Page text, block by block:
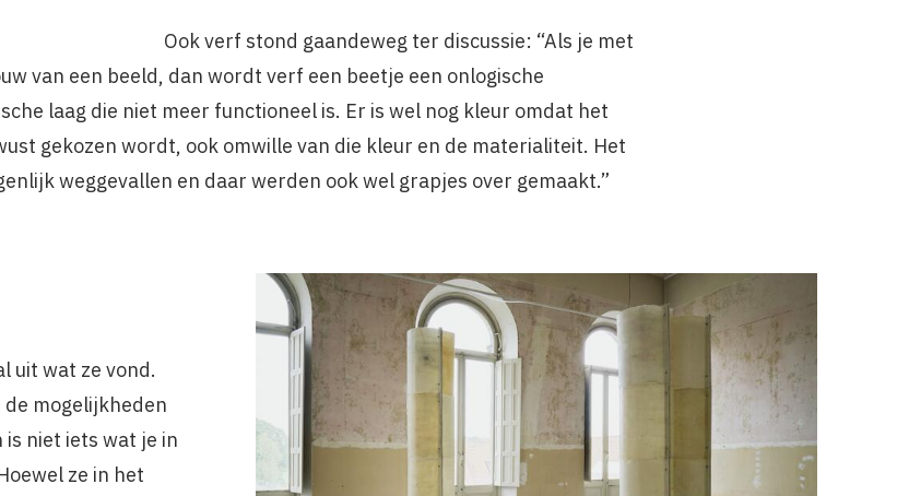
Ook verf stond gaandeweg ter discussie: “Als je met
van een beeld, dan wordt verf een beetje een onlogische
laag die niet meer functioneel is. Er is wel nog kleur omdat het
gekozen wordt, ook omwille van die kleur en de materialiteit. Het
weggevallen en daar werden ook wel grapjes over gemaakt.”
uit wat ze vond.
mogelijkheden
niet iets wat je in
ze in het